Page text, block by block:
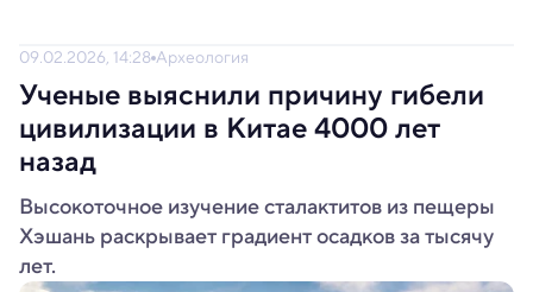
09.02.2026, 14:28 Археология
Ученые выяснили причину гибели
цивилизации в Китае 4000 лет
назад
Высокоточное изучение сталактитов из пещеры
Хэшань раскрывает градиент осадков за тысячу
лет.